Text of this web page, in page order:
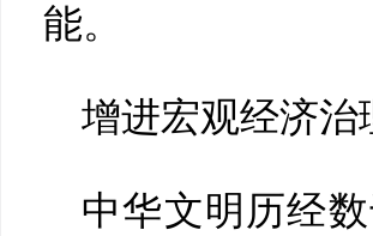
能。
增进宏观经济治
中华文明历经